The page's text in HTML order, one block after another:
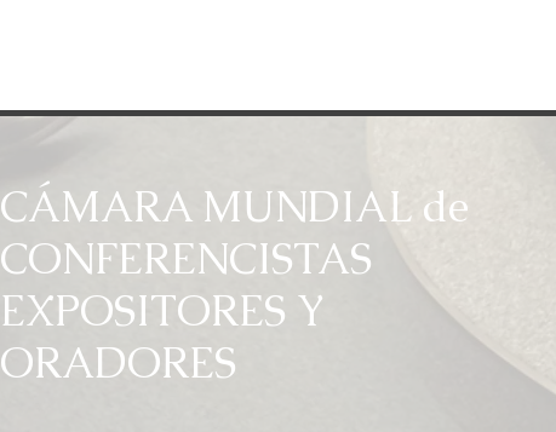
CÁMARA MUNDIAL de
CONFERENCISTAS
EXPOSITORES Y
ORADORES